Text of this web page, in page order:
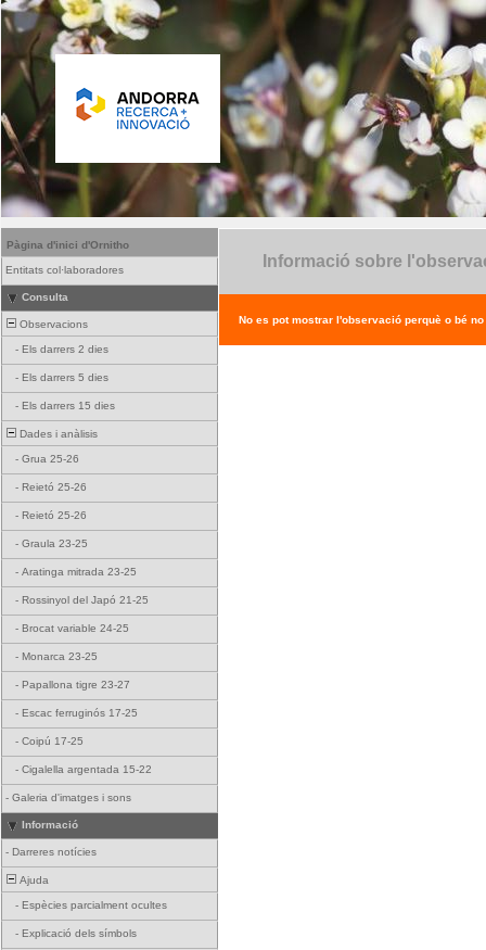
Pàgina d'inici d'Ornitho
Entitats col·laboradores
Consulta
Observacions
- Els darrers 2 dies
- Els darrers 5 dies
- Els darrers 15 dies
Dades i anàlisis
- Grua 25-26
- Reietó 25-26
- Reietó 25-26
- Graula 23-25
- Aratinga mitrada 23-25
- Rossinyol del Japó 21-25
- Brocat variable 24-25
- Monarca 23-25
- Papallona tigre 23-27
- Escac ferruginós 17-25
- Coipú 17-25
- Cigalella argentada 15-22
- Galeria d'imatges i sons
Informació
- Darreres notícies
Ajuda
- Espècies parcialment ocultes
- Explicació dels símbols
Informació sobre
No es pot mostrar l'observació perquè o bé